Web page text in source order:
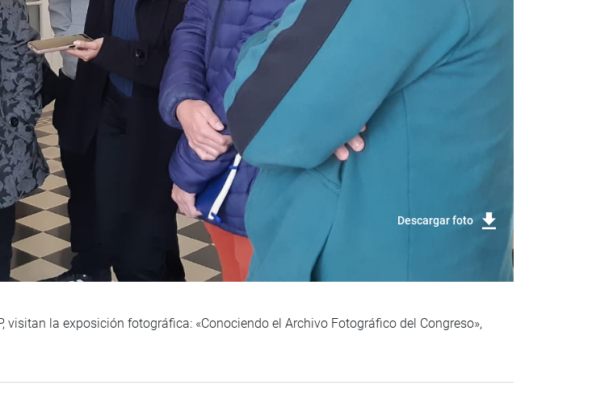
Descargar foto
la exposición fotográfica: «Conociendo el Archivo Fotográfico del Congreso»,